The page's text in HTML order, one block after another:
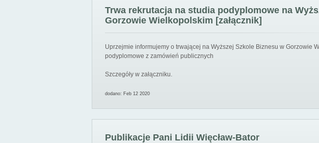
Trwa rekrutacja na studia podyplomowe na
Gorzowie Wielkopolskim [załącznik]
Uprzejmie informujemy o trwającej na Wyższej Szkole Biznesu w Gorzowie
podyplomowe z zamówień publicznych
Szczegóły w załączniku.
dodano: Feb 12 2020
Publikacje Pani Lidii Więcław-Bator